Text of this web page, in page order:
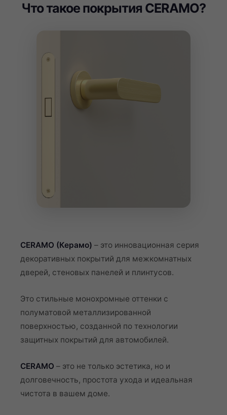
Что такое покрытия CERAMO?
CERAMO (Керамо) – это инновационная серия
декоративных покрытий для межкомнатных
дверей, стеновых панелей и плинтусов.
Это стильные монохромные оттенки с
полуматовой металлизированной
поверхностью, созданной по технологии
защитных покрытий для автомобилей.
CERAMO – это не только эстетика, но и
долговечность, простота ухода и идеальная
чистота в вашем доме.